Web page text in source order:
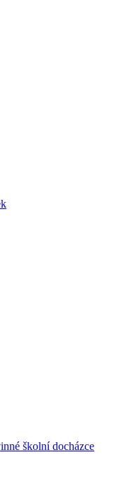
školní docházce